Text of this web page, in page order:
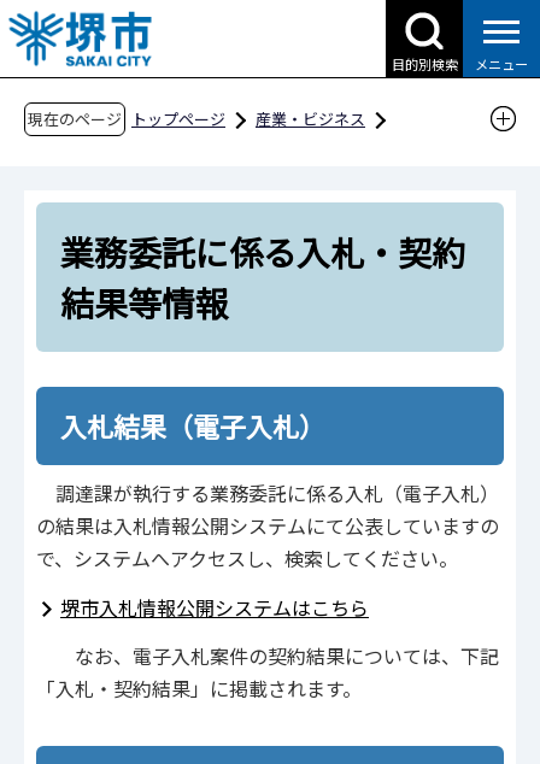
こ
の
ペ
目的別検索 メニュー
現在のページ トップページ
産業・ビジネス
物品調達、業務委託・役務の提供、賃借・売払
い
入札・契約結果情報
業務委託に係る入札・契約結果等情報
業務委託に係る入札・契約
結果等情報
入札結果（電子入札）
調達課が執行する業務委託に係る入札（電子入札）
の結果は入札情報公開システムにて公表していますの
で、システムへアクセスし、検索してください。
堺市入札情報公開システムはこちら
なお、電子入札案件の契約結果については、下記
「入札・契約結果」に掲載されます。